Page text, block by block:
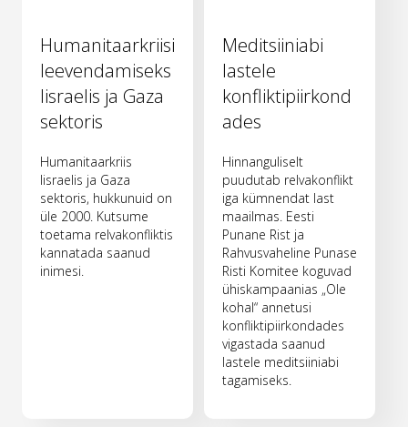
Humanitaarkriisi
leevendamiseks
Iisraelis ja Gaza
sektoris
Humanitaarkriis
Iisraelis ja Gaza
sektoris, hukkunuid on
üle 2000. Kutsume
toetama relvakonfliktis
kannatada saanud
inimesi.
Meditsiiniabi
lastele
konfliktipiirkond
ades
Hinnanguliselt
puudutab relvakonflikt
iga kümnendat last
maailmas. Eesti
Punane Rist ja
Rahvusvaheline Punase
Risti Komitee koguvad
ühiskampaanias „Ole
kohal“ annetusi
konfliktipiirkondades
vigastada saanud
lastele meditsiiniabi
tagamiseks.